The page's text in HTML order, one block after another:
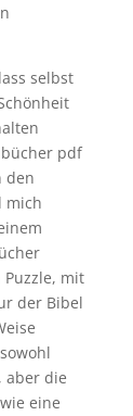
selbst
pdf
den
mich
mit
der Bibel
aber die
eine